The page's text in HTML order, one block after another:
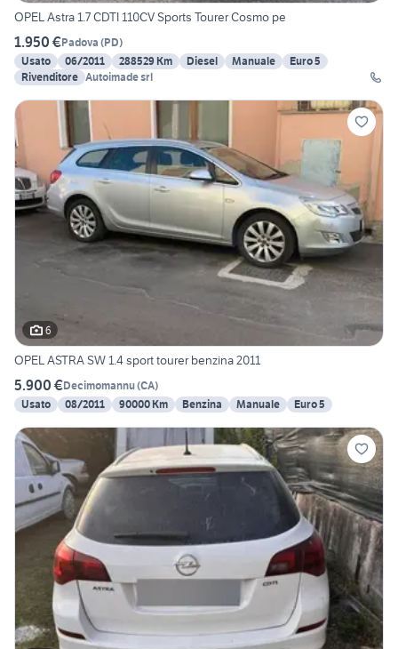
OPEL Astra 1.7 CDTI 110CV Sports Tourer Cosmo pe
1.950 €Padova (PD)
Usato
06/2011 288529 Km Diesel Manuale
Euro 5
Rivenditore Autoimade srl
6
OPEL ASTRA SW 1.4 sport tourer benzina 2011
5.900 €Decimomannu(CA)
Usato
08/2011 90000 Km Benzina Manuale Euro 5